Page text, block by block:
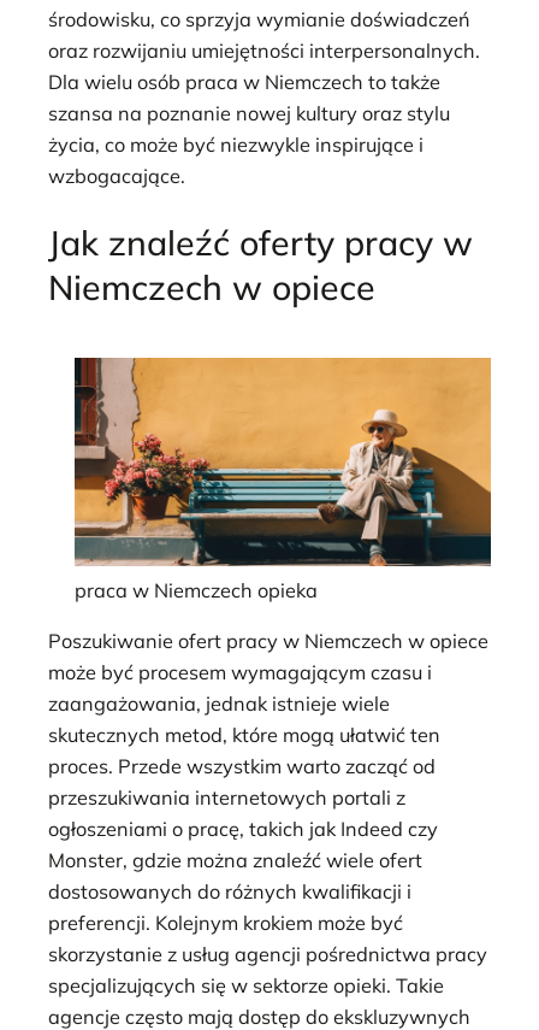
środowisku, co sprzyja wymianie doświadczeń
oraz rozwijaniu umiejętności interpersonalnych.
Dla wielu osób praca w Niemczech to także
szansa na poznanie nowej kultury oraz stylu
życia, co może być niezwykle inspirujące i
wzbogacające.
Jak znaleźć oferty pracy w
Niemczech w opiece
praca w Niemczech opieka
Poszukiwanie ofert pracy w Niemczech w opiece
może być procesem wymagającym czasu i
zaangażowania, jednak istnieje wiele
skutecznych metod, które mogą ułatwić ten
proces. Przede wszystkim warto zacząć od
przeszukiwania internetowych portali z
ogłoszeniami o pracę, takich jak Indeed czy
Monster, gdzie można znaleźć wiele ofert
dostosowanych do różnych kwalifikacji i
preferencji. Kolejnym krokiem może być
skorzystanie z usług agencji pośrednictwa pracy
specjalizujących się w sektorze opieki. Takie
agencje często mają dostęp do ekskluzywnych